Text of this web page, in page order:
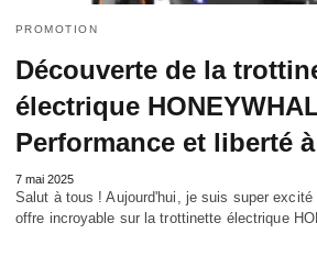
PROMOTION
Découverte de la
électrique
Performance et liberté
7 mai 2025
Salut à tous ! Aujourd'hui, je suis super
offre incroyable sur la trottinette électrique